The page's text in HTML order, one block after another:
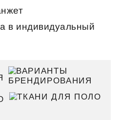
в индивидуальный